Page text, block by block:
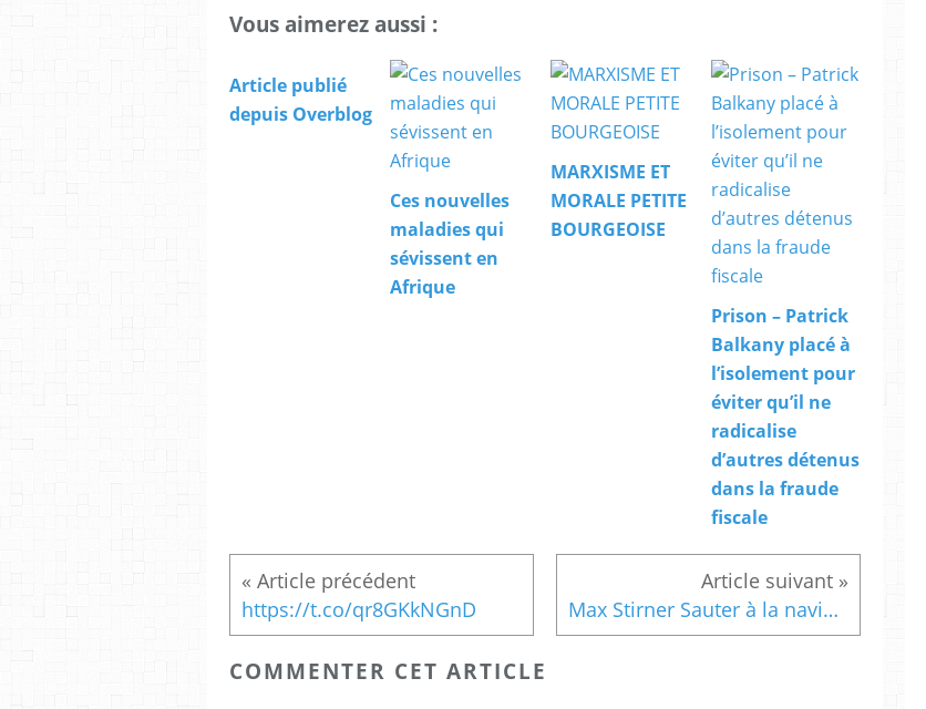
Vous aimerez aussi :
Article publié
depuis Overblog
Ces nouvelles
maladies qui
sévissent en
Afrique
MARXISME ET
MORALE PETITE
BOURGEOISE
Prison – Patrick
Balkany placé à
l’isolement pour
éviter qu’il ne
radicalise
d’autres détenus
dans la fraude
fiscale
https://t.co/qr8GKkNGnD Max Stirner Sauter à la navigationSauter à la recherche Ne do
COMMENTER CET ARTICLE